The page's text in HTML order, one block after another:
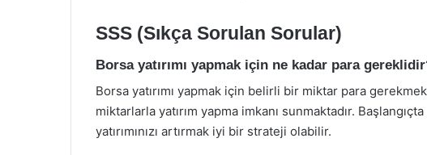
SSS (Sıkça Sorulan Sorular)
Borsa yatırımı yapmak için ne kadar para
Borsa yatırımı yapmak için belirli bir miktar para
miktarlarla yatırım yapma imkanı sunmaktadır.
yatırımınızı artırmak iyi bir strateji olabilir.